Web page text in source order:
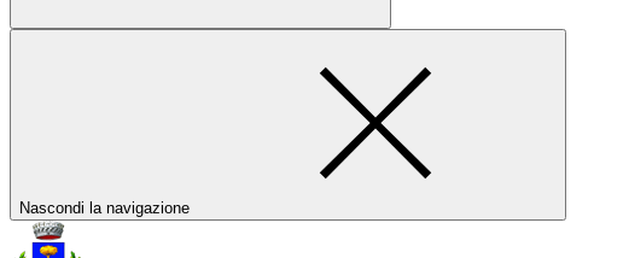
Nascondi la navigazione